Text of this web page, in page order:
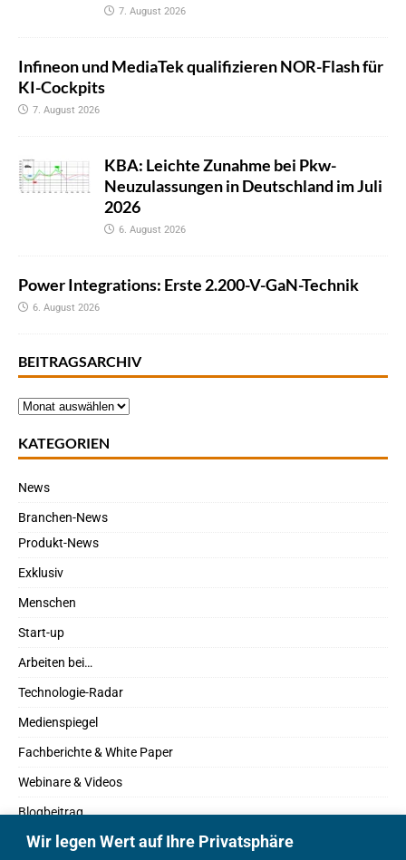
Wir legen Wert auf Ihre Privatsphäre
7. August 2026
Infineon und MediaTek qualifizieren NOR-Flash für
KI-Cockpits
7. August 2026
KBA: Leichte Zunahme bei Pkw-
Neuzulassungen in Deutschland im Juli
2026
6. August 2026
Power Integrations: Erste 2.200-V-GaN-Technik
6. August 2026
BEITRAGSARCHIV
KATEGORIEN
News
Branchen-News
Produkt-News
Exklusiv
Menschen
Start-up
Arbeiten bei…
Technologie-Radar
Medienspiegel
Fachberichte & White Paper
Webinare & Videos
Blogbeitrag
Fachbücher